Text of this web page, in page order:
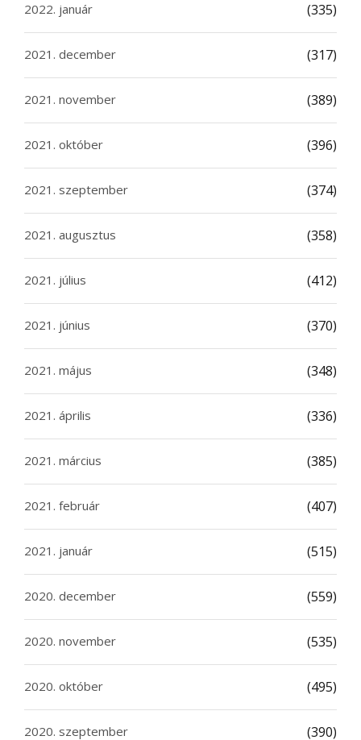
2022. január (335)
2021. december (317)
2021. november (389)
2021. október (396)
2021. szeptember (374)
2021. augusztus (358)
2021. július (412)
2021. június (370)
2021. május (348)
2021. április (336)
2021. március (385)
2021. február (407)
2021. január (515)
2020. december (559)
2020. november (535)
2020. október (495)
2020. szeptember (390)